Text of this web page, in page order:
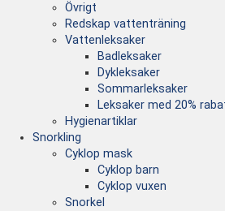
Övrigt
Redskap vattenträning
Vattenleksaker
Badleksaker
Dykleksaker
Sommarleksaker
Leksaker med 20%
Hygienartiklar
Snorkling
Cyklop mask
Cyklop barn
Cyklop vuxen
Snorkel